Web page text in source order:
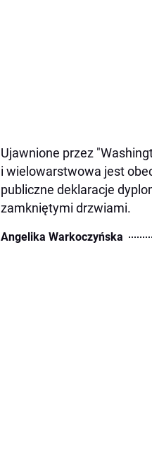
Ujawnione przez
i wielowarstwowa jest
publiczne deklaracje
zamkniętymi drzwiami.
Angelika Warkoczyńska